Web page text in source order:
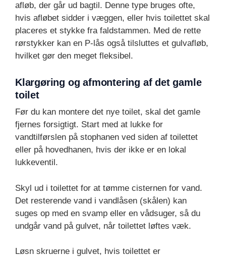
afløb, der går ud bagtil. Denne type bruges ofte,
hvis afløbet sidder i væggen, eller hvis toilettet skal
placeres et stykke fra faldstammen. Med de rette
rørstykker kan en P-lås også tilsluttes et gulvafløb,
hvilket gør den meget fleksibel.
Klargøring og afmontering af det gamle
toilet
Før du kan montere det nye toilet, skal det gamle
fjernes forsigtigt. Start med at lukke for
vandtilførslen på stophanen ved siden af toilettet
eller på hovedhanen, hvis der ikke er en lokal
lukkeventil.
Skyl ud i toilettet for at tømme cisternen for vand.
Det resterende vand i vandlåsen (skålen) kan
suges op med en svamp eller en vådsuger, så du
undgår vand på gulvet, når toilettet løftes væk.
Løsn skruerne i gulvet, hvis toilettet er